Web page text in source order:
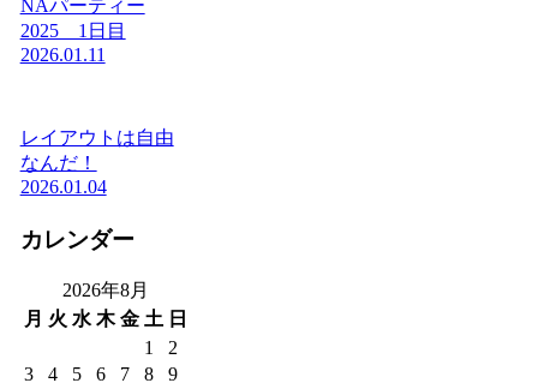
NAパーティー
2025 1日目
2026.01.11
レイアウトは自由
なんだ！
2026.01.04
カレンダー
2026年8月
月 火 水 木 金 土 日
1
2
3
4 5 6 7 8
9